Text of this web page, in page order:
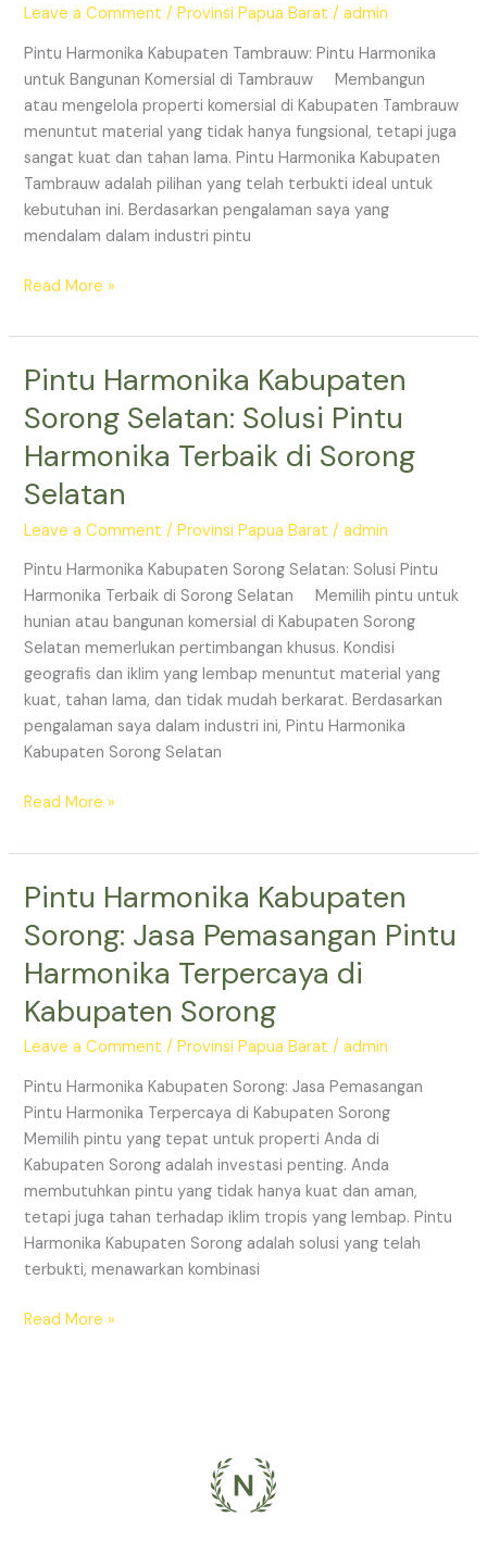
Leave a Comment /Provinsi Papua Barat /admin
Pintu Harmonika Kabupaten Tambrauw: Pintu Harmonika
untuk Bangunan Komersial di Tambrauw Membangun
atau mengelola properti komersial di Kabupaten Tambrauw
menuntut material yang tidak hanya fungsional, tetapi juga
sangat kuat dan tahan lama. Pintu Harmonika Kabupaten
Tambrauw adalah pilihan yang telah terbukti ideal untuk
kebutuhan ini. Berdasarkan pengalaman saya yang
mendalam dalam industri pintu
untuk
Komersial
di
Tambrauw
Read More »
Pintu Harmonika Kabupaten
Sorong Selatan: Solusi Pintu
Harmonika Terbaik di Sorong
Selatan
Leave a Comment /Provinsi Papua Barat /admin
Pintu Harmonika Kabupaten Sorong Selatan: Solusi Pintu
Harmonika Terbaik di Sorong Selatan Memilih pintu untuk
hunian atau bangunan komersial di Kabupaten Sorong
Selatan memerlukan pertimbangan khusus. Kondisi
geografis dan iklim yang lembap menuntut material yang
kuat, tahan lama, dan tidak mudah berkarat. Berdasarkan
pengalaman saya dalam industri ini, Pintu Harmonika
Kabupaten Sorong Selatan
Pintu
Kabupaten
Sorong
Solusi
Pintu
Terbaik
di
Sorong
Selatan
Read More »
Pintu Harmonika Kabupaten
Sorong: Jasa Pemasangan Pintu
Harmonika Terpercaya di
Kabupaten Sorong
Leave a Comment /Provinsi Papua Barat /admin
Pintu Harmonika Kabupaten Sorong: Jasa Pemasangan
Pintu Harmonika Terpercaya di Kabupaten Sorong
Memilih pintu yang tepat untuk properti Anda di
Kabupaten Sorong adalah investasi penting. Anda
membutuhkan pintu yang tidak hanya kuat dan aman,
tetapi juga tahan terhadap iklim tropis yang lembap. Pintu
Harmonika Kabupaten Sorong adalah solusi yang telah
terbukti, menawarkan kombinasi
Pintu
Kabupaten
Sorong:
Pemasangan
Pintu
Terpercaya
di
Kabupaten
Sorong
Read More »